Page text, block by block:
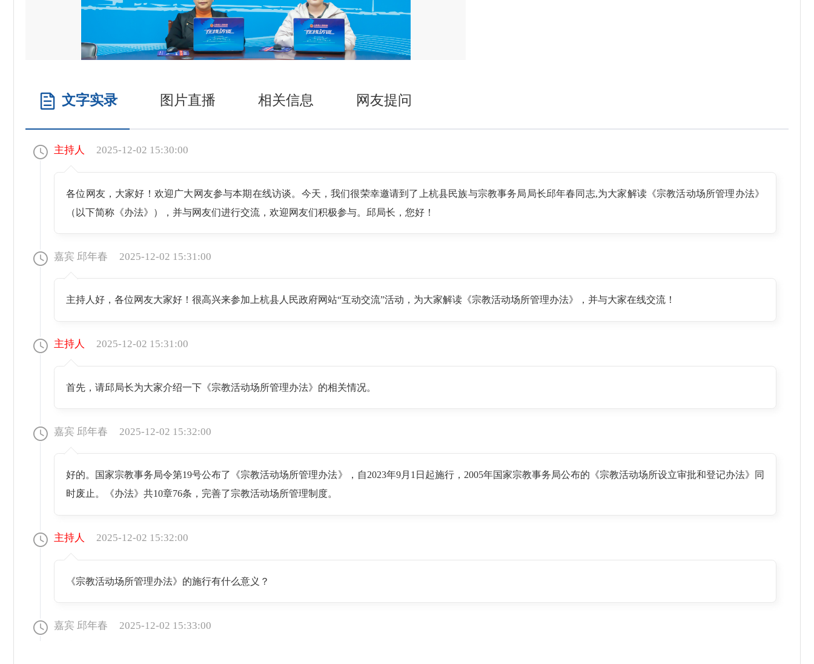
文字实录 图片直播 相关信息 网友提问
主持人 2025-12-02 15:30:00
各位网友，大家好！欢迎广大网友参与本期在线访谈。今天，我们很荣幸邀请到了上杭县民族与宗教事务局局长邱年春同志,为大家解读《宗教活动场所管理办法》
（以下简称《办法》），并与网友们进行交流，欢迎网友们积极参与。邱局长，您好！
嘉宾 邱年春 2025-12-02 15:31:00
主持人好，各位网友大家好！很高兴来参加上杭县人民政府网站“互动交流”活动，为大家解读《宗教活动场所管理办法》，并与大家在线交流！
主持人 2025-12-02 15:31:00
首先，请邱局长为大家介绍一下《宗教活动场所管理办法》的相关情况。
嘉宾 邱年春 2025-12-02 15:32:00
好的。国家宗教事务局令第19号公布了《宗教活动场所管理办法》，自2023年9月1日起施行，2005年国家宗教事务局公布的《宗教活动场所设立审批和登记办法》同
时废止。《办法》共10章76条，完善了宗教活动场所管理制度。
主持人 2025-12-02 15:32:00
《宗教活动场所管理办法》的施行有什么意义？
嘉宾 邱年春 2025-12-02 15:33:00